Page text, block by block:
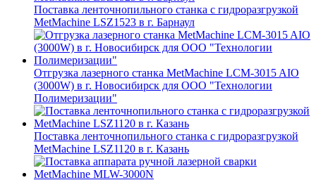
Поставка ленточнопильного станка c гидроразгрузкой
MetMachine LSZ1523 в г. Барнаул
Отгрузка лазерного станка MetMachine LCM-3015 AIO
(3000W) в г. Новосибирск для ООО "Технологии
Полимеризации"
Поставка ленточнопильного станка c гидроразгрузкой
MetMachine LSZ1120 в г. Казань